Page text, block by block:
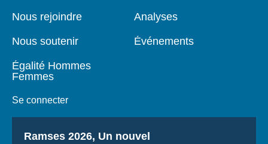
page
Nous rejoindre
Nous soutenir
Égalité Hommes
Femmes
Se connecter
Analyses
Événements
Titre
Ramses 2026, Un nouvel